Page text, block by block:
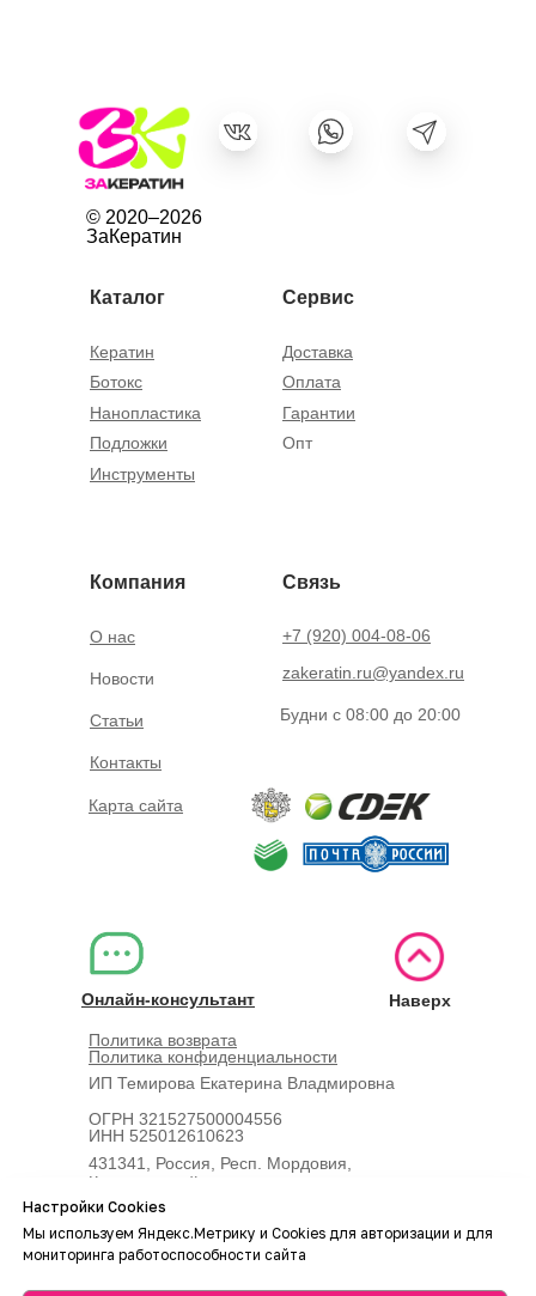
Настройки Cookies
Мы используем Яндекс.Метрику и Cookies для авторизации и для
мониторинга работоспособности сайта
О нас
Новости
Статьи
Кератин
Ботокс
Нанопластика
Подложки
Инструменты
Каталог
Компания
Контакты
+7 (920) 004-08-06
zakeratin.ru@yandex.ru
Будни с 08:00 до 20:00
Связь
Доставка
Оплата
Гарантии
Сервис
Опт
Политика конфиденциальности
Политика возврата
ИП Темирова Екатерина Владмировна
431341, Россия, Респ. Мордовия,
Ковылкинский р-н, село
Чепурновка, ул. Центральная, д. 42
ИНН 525012610623
ОГРН 321527500004556
Карта сайта
Наверх
Онлайн-консультант
© 2020–2026
ЗаКератин